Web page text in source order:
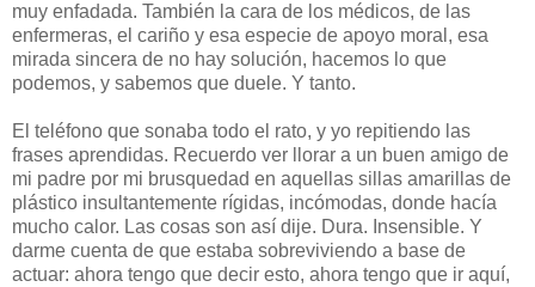
muy enfadada. También la cara de los médicos, de las
enfermeras, el cariño y esa especie de apoyo moral, esa
mirada sincera de no hay solución, hacemos lo que
podemos, y sabemos que duele. Y tanto.
El teléfono que sonaba todo el rato, y yo repitiendo las
frases aprendidas. Recuerdo ver llorar a un buen amigo de
mi padre por mi brusquedad en aquellas sillas amarillas de
plástico insultantemente rígidas, incómodas, donde hacía
mucho calor. Las cosas son así dije. Dura. Insensible. Y
darme cuenta de que estaba sobreviviendo a base de
actuar: ahora tengo que decir esto, ahora tengo que ir aquí,